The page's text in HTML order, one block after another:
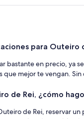
para Outeiro
bastante en precio, ya
que mejor te vengan.
de Rei, ¿cómo
de Rei, reservar